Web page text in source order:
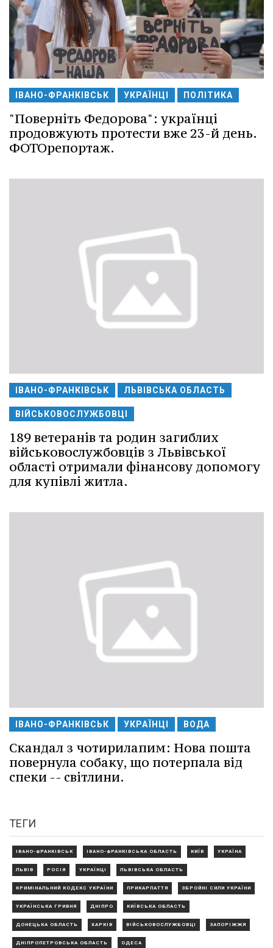
ІВАНО-ФРАНКІВСЬК УКРАЇНЦІ ПОЛІТИКА
"Поверніть Федорова": українці
продовжують протести вже 23-й день.
ФОТОрепортаж.
ІВАНО-ФРАНКІВСЬК ЛЬВІВСЬКА ОБЛАСТЬ
ВІЙСЬКОВОСЛУЖБОВЦІ
189 ветеранів та родин загиблих
військовослужбовців з Львівської
області отримали фінансову допомогу
для купівлі житла.
ІВАНО-ФРАНКІВСЬК УКРАЇНЦІ ВОДА
Скандал з чотирилапим: Нова пошта
повернула собаку, що потерпала від
спеки -- світлини.
ТЕГИ
ІВАНО-ФРАНКІВСЬК ІВАНО-ФРАНКІВСЬКА ОБЛАСТЬ КИЇВ УКРАЇНА
ЛЬВІВ РОСІЯ УКРАЇНЦІ ЛЬВІВСЬКА ОБЛАСТЬ
КРИМІНАЛЬНИЙ КОДЕКС УКРАЇНИ ПРИКАРПАТТЯ ЗБРОЙНІ СИЛИ УКРАЇНИ
УКРАЇНСЬКА ГРИВНЯ ДНІПРО КИЇВСЬКА ОБЛАСТЬ
ДОНЕЦЬКА ОБЛАСТЬ ХАРКІВ ВІЙСЬКОВОСЛУЖБОВЦІ ЗАПОРІЖЖЯ
ДНІПРОПЕТРОВСЬКА ОБЛАСТЬ ОДЕСА